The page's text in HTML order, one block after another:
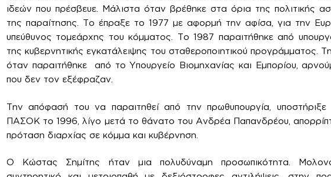
ιδεών που πρέσβευε. Μάλιστα όταν βρέθηκε στα όρια της πολιτικής
της παραίτησης. Το έπραξε το 1977 με αφορμή την αφίσα, για την
υπεύθυνος τομεάρχης του κόμματος. Το 1987 παραιτήθηκε από
της κυβερνητικής εγκατάλειψης του σταθεροποιητικού προγράμματος.
όταν παραιτήθηκε από το Υπουργείο Βιομηχανίας και Εμπορίου,
που δεν τον εξέφραζαν.
Την απόφασή του να παραιτηθεί από την πρωθυπουργία, υποστήριξε
ΠΑΣΟΚ το 1996, λίγο μετά το θάνατο του Ανδρέα Παπανδρέου,
πρόταση διαρχίας σε κόμμα και κυβέρνηση.
Ο Κώστας Σημίτης ήταν μια πολυδύναμη προσωπικότητα.